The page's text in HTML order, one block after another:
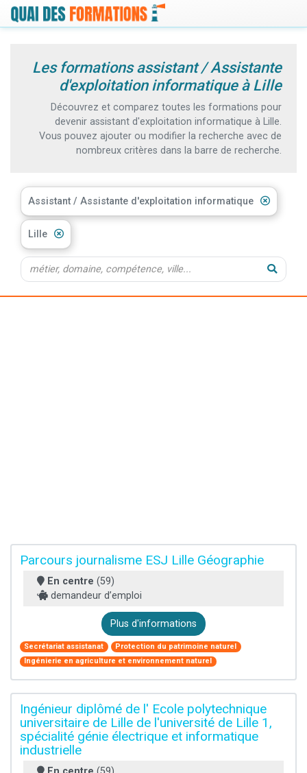
Les formations assistant / Assistante
d'exploitation informatique à Lille
Découvrez et comparez toutes les formations pour
devenir assistant d'exploitation informatique à Lille.
Vous pouvez ajouter ou modifier la recherche avec de
nombreux critères dans la barre de recherche.
Assistant / Assistante d'exploitation informatique
Lille
Parcours journalisme ESJ Lille Géographie
En centre (59)
demandeur d’emploi
Plus d'informations
Secrétariat assistanat
Protection du patrimoine naturel
Ingénierie en agriculture et environnement naturel
Ingénieur diplômé de l' Ecole polytechnique
universitaire de Lille de l'université de Lille 1,
spécialité génie électrique et informatique
industrielle